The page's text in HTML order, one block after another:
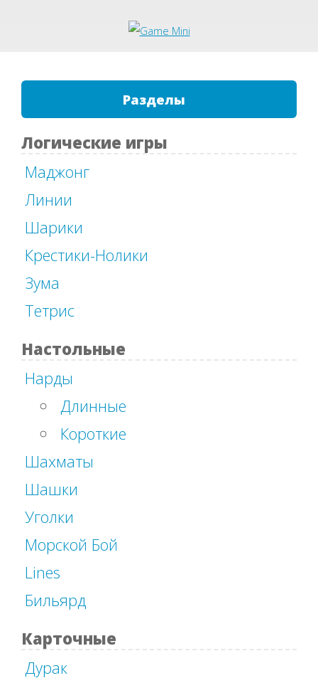
Разделы
Логические игры
Маджонг
Линии
Шарики
Крестики-Нолики
Зума
Тетрис
Настольные
Нарды
Длинные
Короткие
Шахматы
Шашки
Уголки
Морской Бой
Lines
Бильярд
Карточные
Дурак